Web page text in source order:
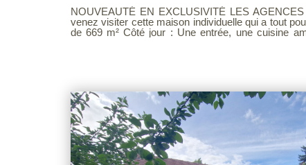
NOUVEAUTÉ EN EXCLUSIVITÉ LES AGENCES UNIES En sortie de
venez visiter cette maison individuelle qui a tout
de 669 m² Côté jour : Une entrée, une cuisine aménagée ouverte sur un superbe
récentes ! Aucun gros travaux à prévoir. Contactez-nous vite pour organiser une
visite ! Toiture démoussée Voir page 11 du Barème d'honoraires consultable sur notre
site